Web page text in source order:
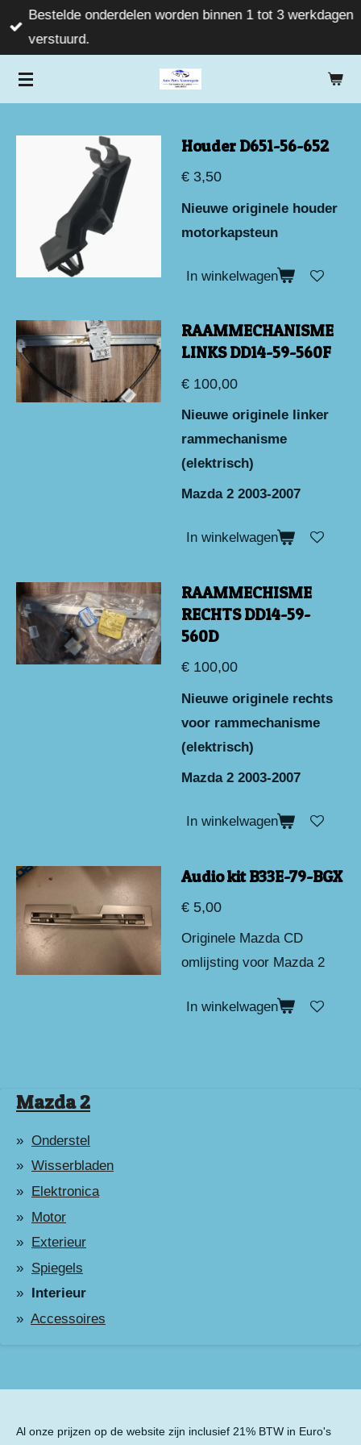
Ga
direct
de
Bestelde onderdelen worden binnen 1 tot 3 werkdagen
verstuurd.
Houder D651-56-652
€ 3,50
Nieuwe originele houder
motorkapsteun
In winkelwagen
RAAMMECHANISME
LINKS DD14-59-560F
€ 100,00
Nieuwe originele linker
rammechanisme
(elektrisch)
Mazda 2 2003-2007
In winkelwagen
RAAMMECHISME
RECHTS DD14-59-
560D
€ 100,00
Nieuwe originele rechts
voor rammechanisme
(elektrisch)
Mazda 2 2003-2007
In winkelwagen
Audio kit B33E-79-BGX
€ 5,00
Originele Mazda CD
omlijsting voor Mazda 2
In winkelwagen
Mazda 2
Onderstel
Wisserbladen
Elektronica
Motor
Exterieur
Spiegels
Interieur
Accessoires
Al onze prijzen op de website zijn inclusief 21% BTW in Euro's